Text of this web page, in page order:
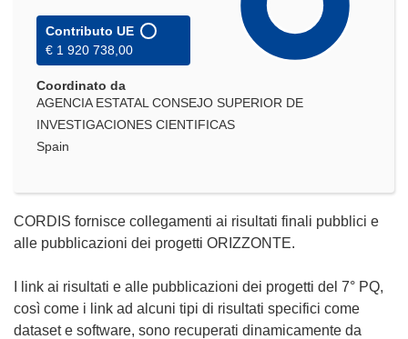
Contributo UE
€ 1 920 738,00
Coordinato da
AGENCIA ESTATAL CONSEJO SUPERIOR DE
INVESTIGACIONES CIENTIFICAS
Spain
CORDIS fornisce collegamenti ai risultati finali pubblici e
alle pubblicazioni dei progetti ORIZZONTE.
I link ai risultati e alle pubblicazioni dei progetti del 7° PQ,
così come i link ad alcuni tipi di risultati specifici come
dataset e software, sono recuperati dinamicamente da